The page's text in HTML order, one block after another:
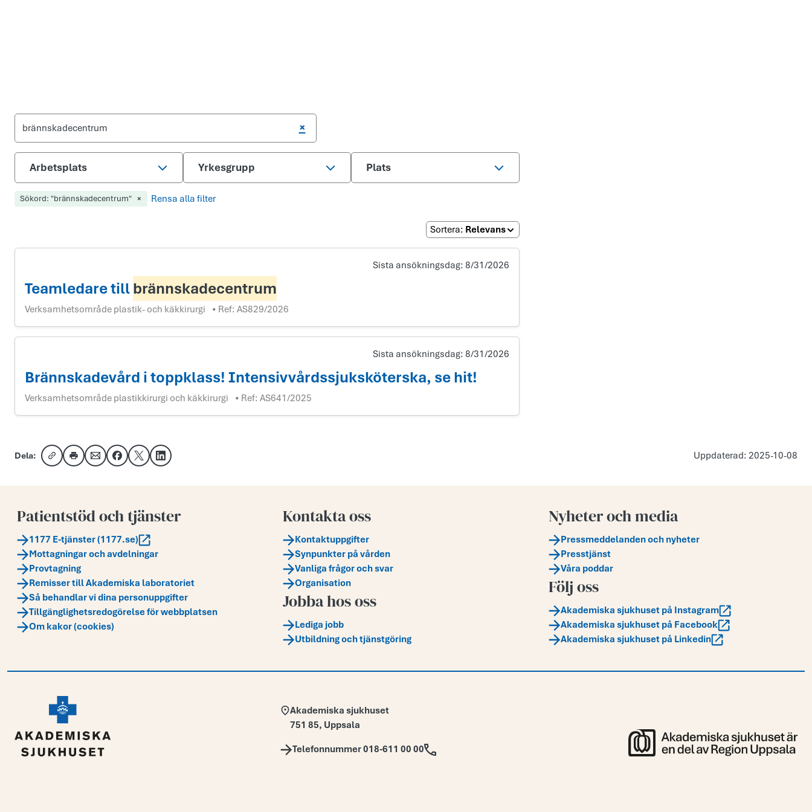
×
Arbetsplats Yrkesgrupp Plats
Sökord: "brännskadecentrum" × Rensa alla filter
Sortera: Relevans
Sista ansökningsdag: 8/31/2026
Teamledare tillbrännskadecentrum
Verksamhetsområde plastik- och käkkirurgi • Ref: AS829/2026
Sista ansökningsdag: 8/31/2026
Brännskadevård i toppklass! Intensivvårdssjuksköterska, se hit!
Verksamhetsområde plastikkirurgi och käkkirurgi • Ref: AS641/2025
Dela:
Kopiera länk
Skriv utDela via e-post
Dela på Facebook
Dela på XDela på LinkedIn
Uppdaterad: 2025-10-08
Patientstöd och tjänster
1177 E-tjänster (1177.se)
Mottagningar och avdelningar
Provtagning
Remisser till Akademiska laboratoriet
Så behandlar vi dina personuppgifter
Tillgänglighetsredogörelse för webbplatsen
Om kakor (cookies)
Kontakta oss
Kontaktuppgifter
Synpunkter på vården
Vanliga frågor och svar
Organisation
Jobba hos oss
Lediga jobb
Utbildning och tjänstgöring
Nyheter och media
Pressmeddelanden och nyheter
Presstjänst
Våra poddar
Följ oss
Akademiska sjukhuset på Instagram
Akademiska sjukhuset på Facebook
Akademiska sjukhuset på Linkedin
Adress:
Akademiska sjukhuset
751 85, Uppsala
Telefon:
Telefonnummer 018-611 00 00